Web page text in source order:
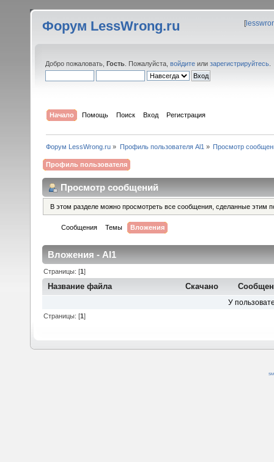
Форум LessWrong.ru [
Добро пожаловать, Гость . Пожалуйста, войдите или зарегистрируйтесь
Начало Помощь Поиск Вход Регистрация
Форум LessWrong.ru » Профиль пользователя Al1 » Просмотр
Профиль пользователя
Просмотр сообщений
В этом разделе можно просмотреть все сообщения, сделанные этим
Сообщения Темы Вложения
Вложения - Al1
Страницы: [1]
Название файла Скачано
У
Страницы: [1]